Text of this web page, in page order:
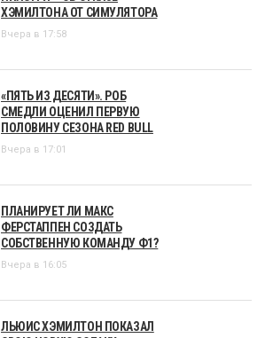
ХЭМИЛТОНА ОТ СИМУЛЯТОРА
Вчера в 17:58
«ПЯТЬ ИЗ ДЕСЯТИ». РОБ
СМЕДЛИ ОЦЕНИЛ ПЕРВУЮ
ПОЛОВИНУ СЕЗОНА RED BULL
Вчера в 17:01
ПЛАНИРУЕТ ЛИ МАКС
ФЕРСТАППЕН СОЗДАТЬ
СОБСТВЕННУЮ КОМАНДУ Ф1?
Вчера в 16:05
ЛЬЮИС ХЭМИЛТОН ПОКАЗАЛ